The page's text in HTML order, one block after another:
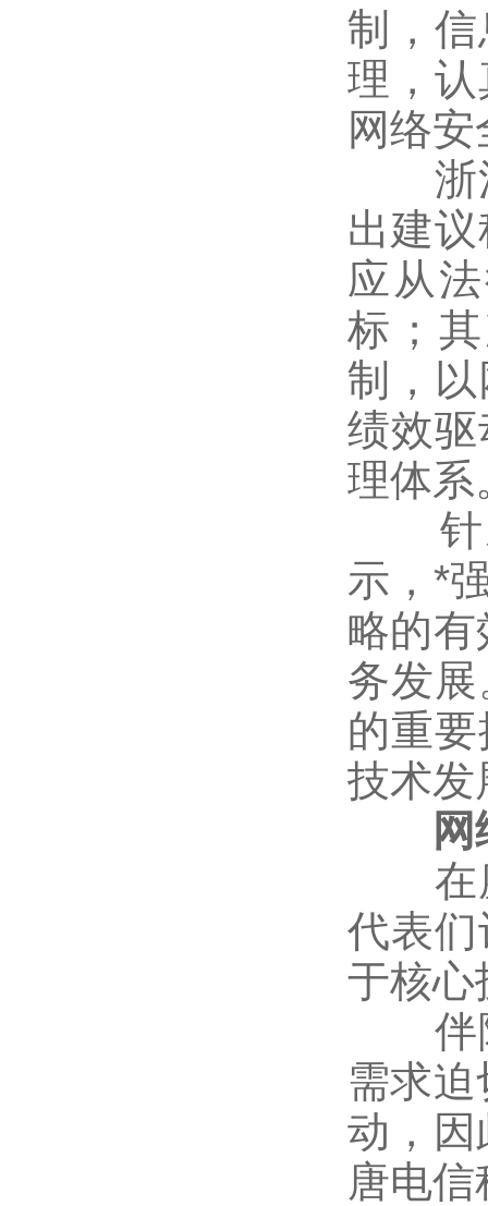
制，
理，
网络安
浙江
出建
应从
标；
制，
绩效
理体系
针对
示，*
略的有
务发
的重
技术发
网络
在座
代表
于核心
伴随
需求
动，因
唐电